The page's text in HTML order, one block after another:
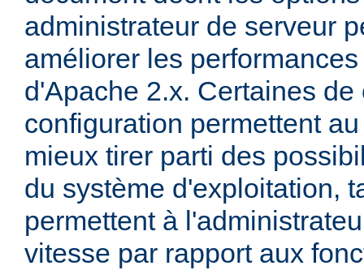
administrateur de serveur
améliorer les
d'Apache 2.x. Certaines
configuration permettent
mieux tirer parti des
du système d'exploitation,
permettent à
vitesse par rapport aux